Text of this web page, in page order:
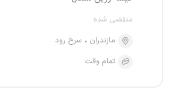
منقضی شده
مازندران
سرخ رود
تمام وقت